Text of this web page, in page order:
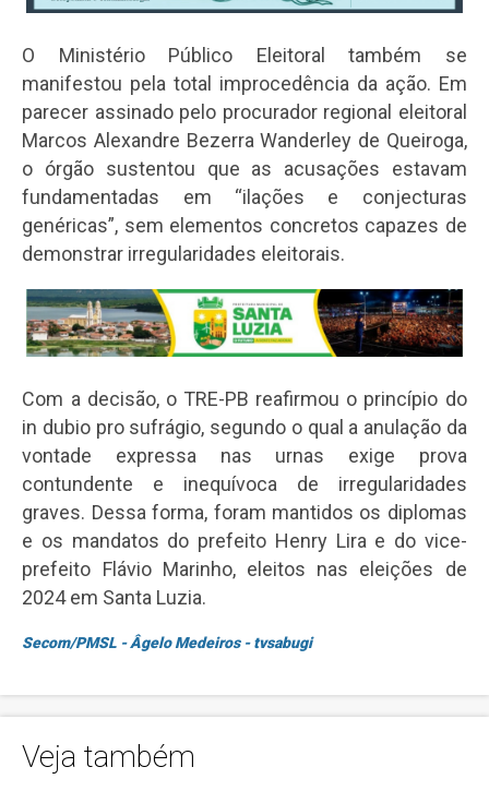
O Ministério Público Eleitoral também se
manifestou pela total improcedência da ação. Em
parecer assinado pelo procurador regional eleitoral
Marcos Alexandre Bezerra Wanderley de Queiroga,
o órgão sustentou que as acusações estavam
fundamentadas em “ilações e conjecturas
genéricas”, sem elementos concretos capazes de
demonstrar irregularidades eleitorais.
Com a decisão, o TRE-PB reafirmou o princípio do
in dubio pro sufrágio, segundo o qual a anulação da
vontade expressa nas urnas exige prova
contundente e inequívoca de irregularidades
graves. Dessa forma, foram mantidos os diplomas
e os mandatos do prefeito Henry Lira e do vice-
prefeito Flávio Marinho, eleitos nas eleições de
2024 em Santa Luzia.
Secom/PMSL - Âgelo Medeiros - tvsabugi
Veja também